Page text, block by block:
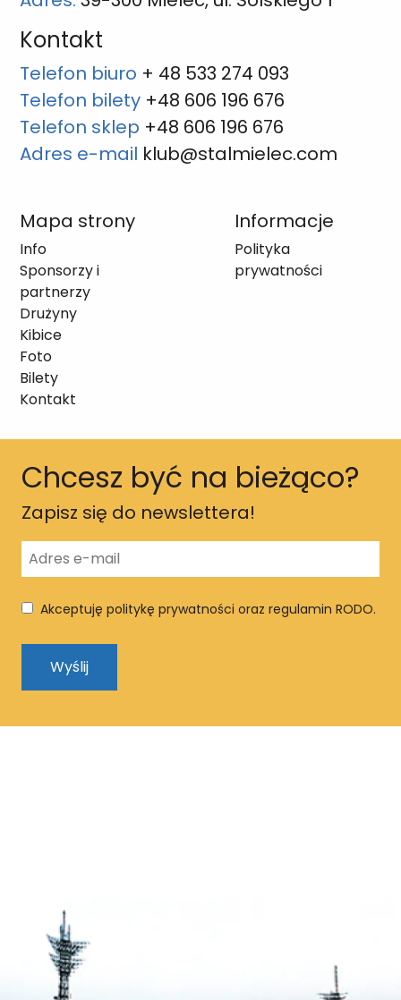
Kontakt
Telefon biuro + 48 533 274 093
Telefon bilety +48 606 196 676
Telefon sklep +48 606 196 676
Adres e-mail klub@stalmielec.com
Mapa strony
Info
Sponsorzy i
partnerzy
Drużyny
Kibice
Foto
Bilety
Kontakt
Informacje
Polityka
prywatności
Chcesz być na bieżąco?
Zapisz się do newslettera!
Akceptuję politykę prywatności oraz regulamin RODO.